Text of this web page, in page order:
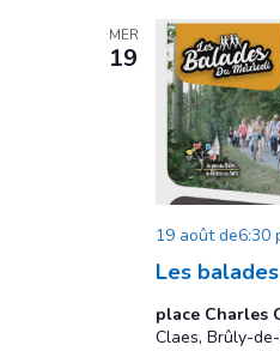
MER
19
Les
19 août de6:30
place Charles
Claes, Brûly-